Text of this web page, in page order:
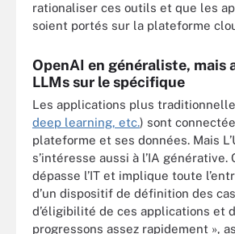
rationaliser ces outils et que les
soient portés sur la plateforme
OpenAI en généraliste, mais
LLMs sur le spécifique
Les applications plus
deep learning, etc.) sont
plateforme et ses données. Mais
s’intéresse aussi à l’IA générative.
dépasse l’IT et implique toute
d’un dispositif de définition des cas
d’éligibilité de ces applications et
progressons assez rapidement »,